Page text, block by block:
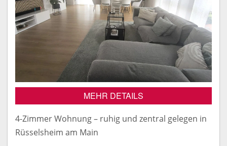
MEHR DETAILS
4-Zimmer Wohnung – ruhig und zentral gelegen in
Rüsselsheim am Main